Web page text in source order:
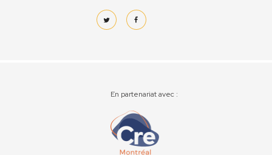
En partenariat avec :